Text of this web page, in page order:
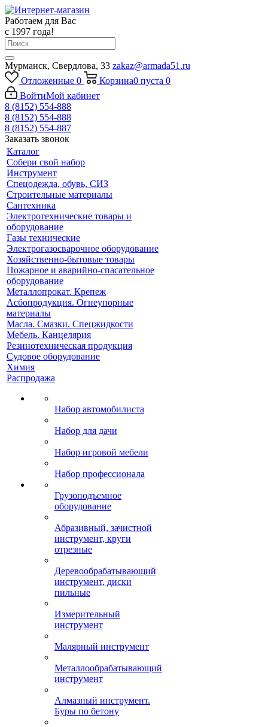
Работаем для Вас
с 1997 года!
Мурманск, Свердлова, 33 zakaz@armada51.ru
Отложенные 0 Корзина0 пуста 0
ВойтиМой кабинет
8 (8152) 554-888
8 (8152) 554-888
8 (8152) 554-887
Заказать звонок
Каталог
Собери свой набор
Инструмент
Спецодежда, обувь, СИЗ
Строительные материалы
Сантехника
Электротехнические товары и
оборудование
Газы технические
Электрогазосварочное оборудование
Хозяйственно-бытовые товары
Пожарное и аварийно-спасательное
оборудование
Металлопрокат. Крепеж
Асбопродукция. Огнеупорные
материалы
Масла. Смазки. Спецжидкости
Мебель. Канцелярия
Резинотехническая продукция
Судовое оборудование
Химия
Распродажа
Набор автомобилиста
Набор для дачи
Набор игровой мебели
Набор профессионала
Грузоподъемное
оборудование
Абразивный, зачистной
инструмент, круги
отрезные
Деревообрабатывающий
инструмент, диски
пильные
Измерительный
инструмент
Малярный инструмент
Металлообрабатывающий
инструмент
Алмазный инструмент.
Буры по бетону